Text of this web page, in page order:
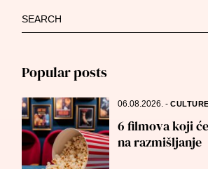
Search
for:
Popular posts
06.08.2026.-CULTURE
6 filmova koji
na razmišljanje